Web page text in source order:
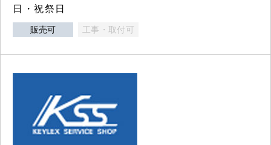
日・祝祭日
販売可 工事・取付可